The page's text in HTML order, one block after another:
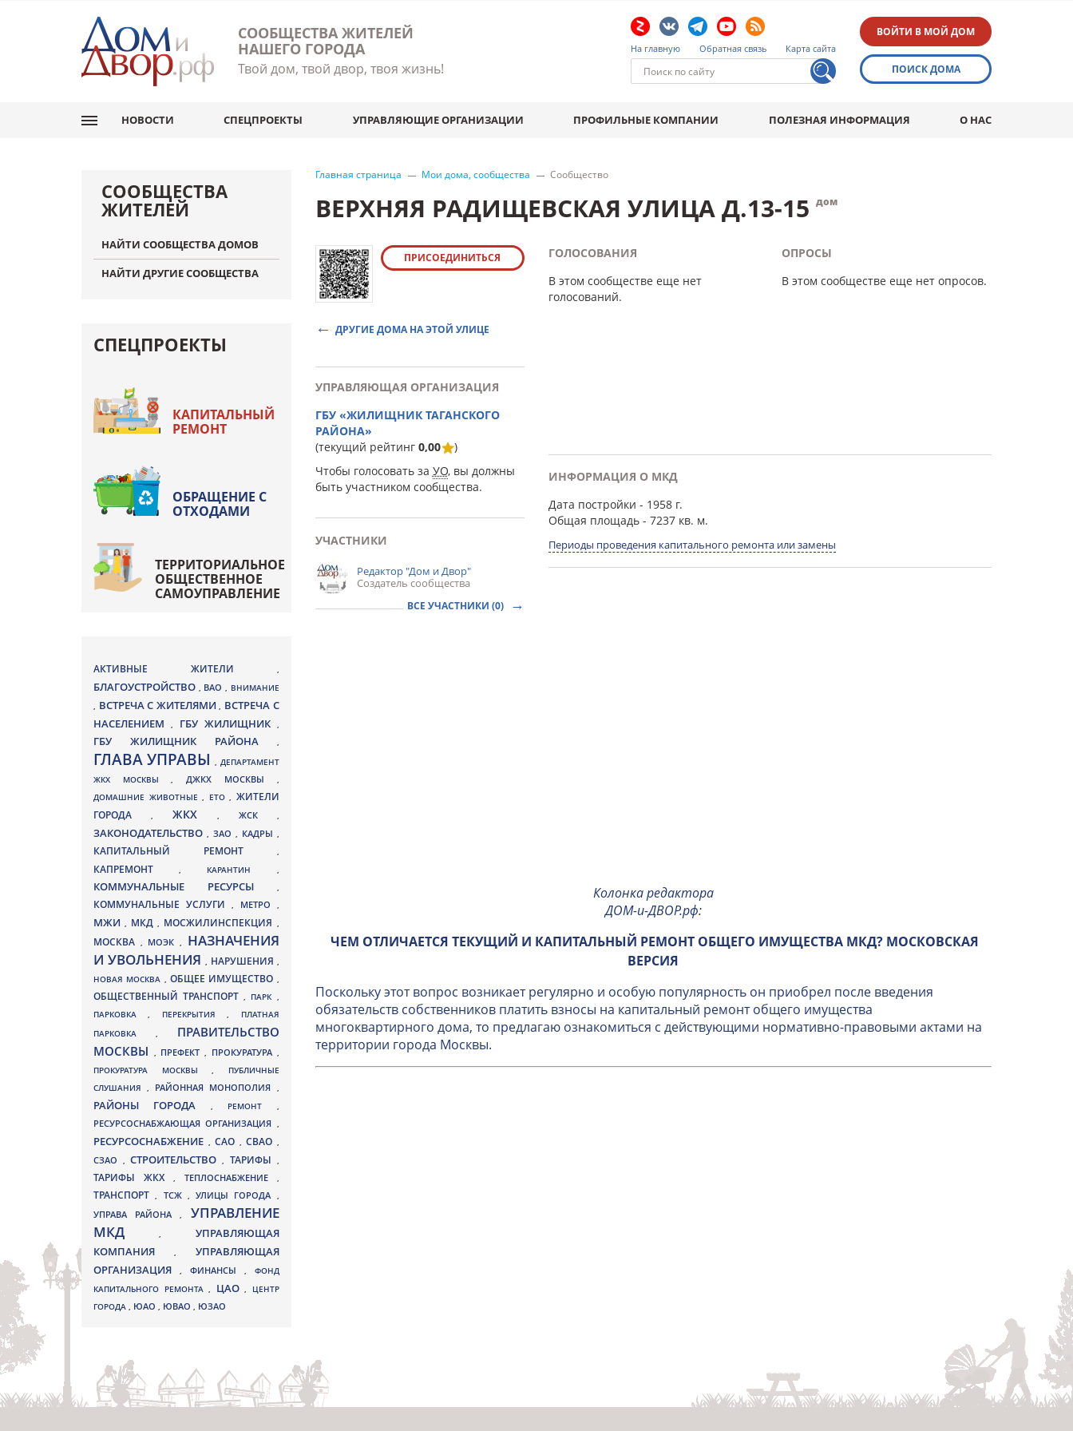
СООБЩЕСТВА ЖИТЕЛЕЙ
НАШЕГО ГОРОДА
Твой дом, твой двор, твоя жизнь!
На главную Обратная связь Карта сайта
ВОЙТИ В МОЙ ДОМ
ПОИСК ДОМА
НОВОСТИ СПЕЦПРОЕКТЫ УПРАВЛЯЮЩИЕ ОРГАНИЗАЦИИ ПРОФИЛЬНЫЕ КОМПАНИИ ПОЛЕЗНАЯ ИНФОРМАЦИЯ О НАС
Главная страница Мои дома, сообщества Сообщество
ВЕРХНЯЯ РАДИЩЕВСКАЯ УЛИЦА Д.13-15 дом
ПРИСОЕДИНИТЬСЯ
ДРУГИЕ ДОМА НА ЭТОЙ УЛИЦЕ
УПРАВЛЯЮЩАЯ ОРГАНИЗАЦИЯ
ГБУ «ЖИЛИЩНИК ТАГАНСКОГО
РАЙОНА»
(текущий рейтинг 0,00
)
Чтобы голосовать за УО, вы должны
быть участником сообщества.
УЧАСТНИКИ
Редактор "Дом и Двор"
Создатель сообщества
ВСЕ УЧАСТНИКИ (0)
ГОЛОСОВАНИЯ
В этом сообществе еще нет
голосований.
ОПРОСЫ
В этом сообществе еще нет опросов.
ИНФОРМАЦИЯ О МКД
Дата постройки - 1958 г.
Общая площадь- 7237 кв. м.
Периоды проведения капитального ремонта или замены
Колонка редактора
ДОМ-и-ДВОР.рф:
ЧЕМ ОТЛИЧАЕТСЯ ТЕКУЩИЙ И КАПИТАЛЬНЫЙ РЕМОНТ ОБЩЕГО ИМУЩЕСТВА МКД? МОСКОВСКАЯ
ВЕРСИЯ
Поскольку этот вопрос возникает регулярно и особую популярность он приобрел после введения
обязательств собственников платить взносы на капитальный ремонт общего имущества
многоквартирного дома, то предлагаю ознакомиться с действующими нормативно-правовыми актами на
территории города Москвы.
СООБЩЕСТВА
ЖИТЕЛЕЙ
НАЙТИ СООБЩЕСТВА ДОМОВ
НАЙТИ ДРУГИЕ СООБЩЕСТВА
СПЕЦПРОЕКТЫ
КАПИТАЛЬНЫЙ
РЕМОНТ
ОБРАЩЕНИЕ С
ОТХОДАМИ
ТЕРРИТОРИАЛЬНОЕ
ОБЩЕСТВЕННОЕ
САМОУПРАВЛЕНИЕ
АКТИВНЫЕ ЖИТЕЛИ ,
БЛАГОУСТРОЙСТВО , ВАО , ВНИМАНИЕ
, ВСТРЕЧА С ЖИТЕЛЯМИ, ВСТРЕЧА С
НАСЕЛЕНИЕМ
, ГБУ ЖИЛИЩНИК ,
ГБУ ЖИЛИЩНИК РАЙОНА ,
ГЛАВА УПРАВЫ, ДЕПАРТАМЕНТ
ЖКХ МОСКВЫ,ДЖКХ МОСКВЫ ,
ДОМАШНИЕ ЖИВОТНЫЕ , ЕТО , ЖИТЕЛИ
ГОРОДА
, ЖКХ , ЖСК ,
ЗАКОНОДАТЕЛЬСТВО , ЗАО , КАДРЫ ,
КАПИТАЛЬНЫЙ РЕМОНТ ,
КАПРЕМОНТ , КАРАНТИН ,
КОММУНАЛЬНЫЕ РЕСУРСЫ ,
КОММУНАЛЬНЫЕ УСЛУГИ , МЕТРО ,
МЖИ, МКД , МОСЖИЛИНСПЕКЦИЯ ,
МОСКВА , МОЭК ,
НАЗНАЧЕНИЯ
И УВОЛЬНЕНИЯ , НАРУШЕНИЯ ,
НОВАЯ МОСКВА , ОБЩЕЕ ИМУЩЕСТВО ,
ОБЩЕСТВЕННЫЙ ТРАНСПОРТ, ПАРК ,
ПАРКОВКА, ПЕРЕКРЫТИЯ,
ПЛАТНАЯ
ПАРКОВКА ,
ПРАВИТЕЛЬСТВО
МОСКВЫ , ПРЕФЕКТ, ПРОКУРАТУРА ,
ПРОКУРАТУРА МОСКВЫ ,
ПУБЛИЧНЫЕ
СЛУШАНИЯ, РАЙОННАЯ МОНОПОЛИЯ ,
РАЙОНЫ ГОРОДА , РЕМОНТ ,
РЕСУРСОСНАБЖАЮЩАЯ ОРГАНИЗАЦИЯ ,
РЕСУРСОСНАБЖЕНИЕ , САО , СВАО ,
СЗАО ,СТРОИТЕЛЬСТВО, ТАРИФЫ ,
ТАРИФЫ ЖКХ , ТЕПЛОСНАБЖЕНИЕ ,
ТРАНСПОРТ, ТСЖ , УЛИЦЫ ГОРОДА ,
УПРАВА РАЙОНА, УПРАВЛЕНИЕ
МКД, УПРАВЛЯЮЩАЯ
КОМПАНИЯ
, УПРАВЛЯЮЩАЯ
ОРГАНИЗАЦИЯ
, ФИНАНСЫ , ФОНД
КАПИТАЛЬНОГО РЕМОНТА , ЦАО ,
ЦЕНТР
ГОРОДА , ЮАО , ЮВАО , ЮЗАО